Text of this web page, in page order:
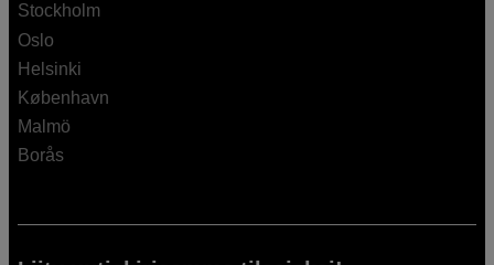
Stockholm
Oslo
Helsinki
København
Malmö
Borås